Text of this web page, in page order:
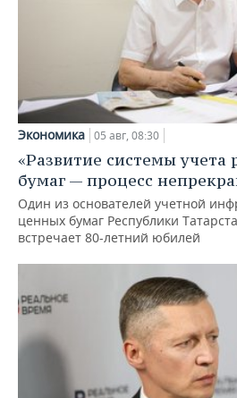
Экономика 05 авг, 08:30
«Развитие системы
бумаг — процесс
Один из основателей учетной
ценных бумаг Республики
встречает 80-летний юбилей